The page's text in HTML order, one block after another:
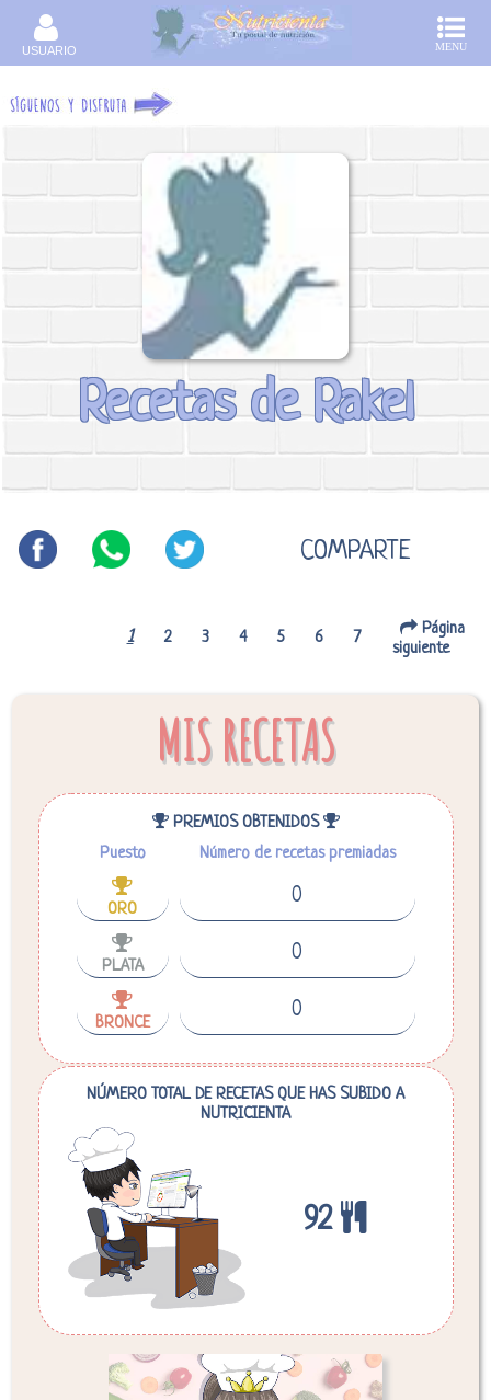
USUARIO MENU
Recetas de Rakel
COMPARTE
1 2 3 4 5 6 7
Página
siguiente
MIS RECETAS
PREMIOS OBTENIDOS
Puesto
Número de recetas premiadas
ORO
0
PLATA
0
BRONCE
0
NÚMERO TOTAL DE RECETAS QUE HAS SUBIDO A
NUTRICIENTA
92
Desglose de calorías